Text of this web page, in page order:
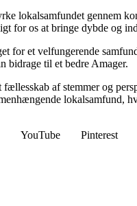
lokalsamfundet gennem
for os at bringe dybde og
for et velfungerende
bidrage til et bedre Amager.
fællesskab af stemmer og
lokalsamfund,
YouTube Pinterest